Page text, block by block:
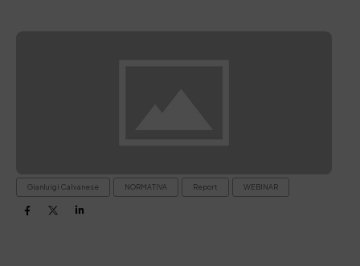
Gianluigi Calvanese NORMATIVA Report WEBINAR